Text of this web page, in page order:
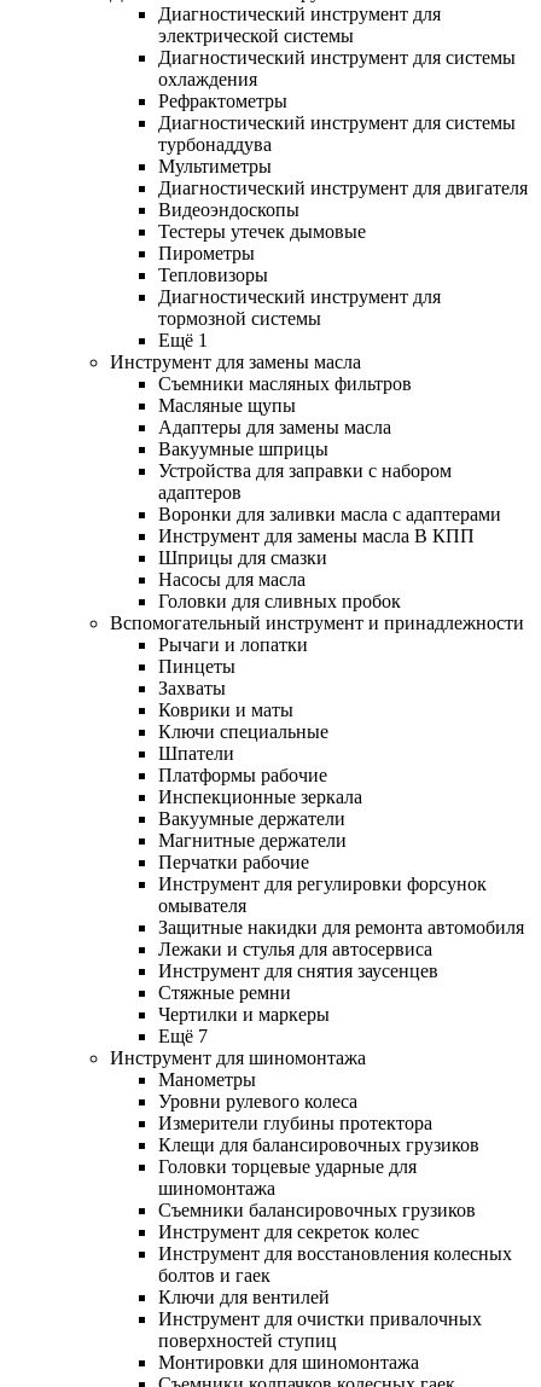
Диагностический инструмент для
электрической системы
Диагностический инструмент для системы
охлаждения
Рефрактометры
Диагностический инструмент для системы
турбонаддува
Мультиметры
Диагностический инструмент для двигателя
Видеоэндоскопы
Тестеры утечек дымовые
Пирометры
Тепловизоры
Диагностический инструмент для
тормозной системы
Ещё 1
Инструмент для замены масла
Съемники масляных фильтров
Масляные щупы
Адаптеры для замены масла
Вакуумные шприцы
Устройства для заправки с набором
адаптеров
Воронки для заливки масла с адаптерами
Инструмент для замены масла В КПП
Шприцы для смазки
Насосы для масла
Головки для сливных пробок
Вспомогательный инструмент и принадлежности
Рычаги и лопатки
Пинцеты
Захваты
Коврики и маты
Ключи специальные
Шпатели
Платформы рабочие
Инспекционные зеркала
Вакуумные держатели
Магнитные держатели
Перчатки рабочие
Инструмент для регулировки форсунок
омывателя
Защитные накидки для ремонта автомобиля
Лежаки и стулья для автосервиса
Инструмент для снятия заусенцев
Стяжные ремни
Чертилки и маркеры
Ещё 7
Инструмент для шиномонтажа
Манометры
Уровни рулевого колеса
Измерители глубины протектора
Клещи для балансировочных грузиков
Головки торцевые ударные для
шиномонтажа
Съемники балансировочных грузиков
Инструмент для секреток колес
Инструмент для восстановления колесных
болтов и гаек
Ключи для вентилей
Инструмент для очистки привалочных
поверхностей ступиц
Монтировки для шиномонтажа